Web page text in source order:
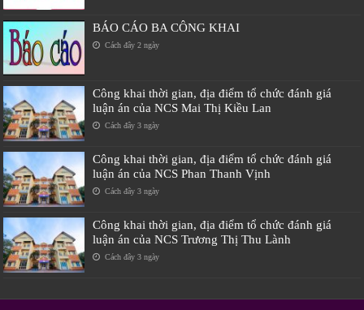
BÁO CÁO BA CÔNG KHAI
Cách đây 2 ngày
Công khai thời gian, địa điểm tổ chức đánh giá
luận án của NCS Mai Thị Kiều Lan
Cách đây 3 ngày
Công khai thời gian, địa điểm tổ chức đánh giá
luận án của NCS Phan Thanh Vịnh
Cách đây 3 ngày
Công khai thời gian, địa điểm tổ chức đánh giá
luận án của NCS Trương Thị Thu Lành
Cách đây 3 ngày